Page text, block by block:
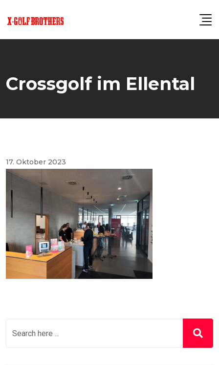
Crossgolf im Ellental
17. Oktober 2023